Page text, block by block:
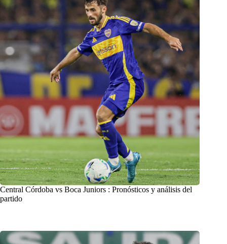
Central Córdoba vs Boca Juniors : Pronósticos y análisis del
partido